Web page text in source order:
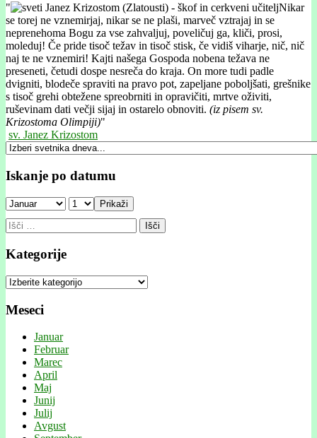
"
Nikar
se torej ne vznemirjaj, nikar se ne plaši, marveč vztrajaj in se
neprenehoma Bogu za vse zahvaljuj, poveličuj ga, kliči, prosi,
moleduj! Če pride tisoč težav in tisoč stisk, če vidiš viharje, nič, nič
naj te ne vznemiri! Kajti našega Gospoda nobena težava ne
preseneti, četudi dospe nesreča do kraja. On more tudi padle
dvigniti, blodeče spraviti na pravo pot, zapeljane poboljšati, grešnike
s tisoč grehi obtežene spreobrniti in opravičiti, mrtve oživiti,
ruševinam dati večji sijaj in ostarelo obnoviti. (iz pisem sv.
Krizostoma Olimpiji)"
sv. Janez Krizostom
Iskanje po datumu
Prikaži
Išči:
Kategorije
Kategorije
Meseci
Januar
Februar
Marec
April
Maj
Junij
Julij
Avgust